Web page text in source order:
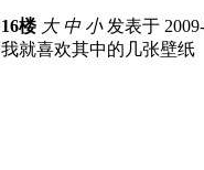
16楼 大 中 小发表于
我就喜欢其中的几张壁纸